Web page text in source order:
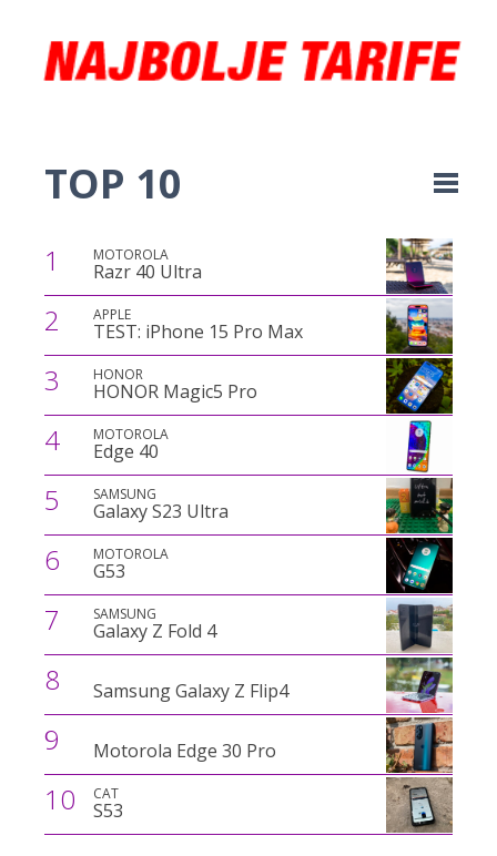
TOP 10
1 MOTOROLA
Razr 40 Ultra
2 APPLE
TEST: iPhone 15 Pro Max
3 HONOR
HONOR Magic5 Pro
4 MOTOROLA
Edge 40
5 SAMSUNG
Galaxy S23 Ultra
6 MOTOROLA
G53
7 SAMSUNG
Galaxy Z Fold 4
8 Samsung Galaxy Z Flip4
9 Motorola Edge 30 Pro
10 CAT
S53